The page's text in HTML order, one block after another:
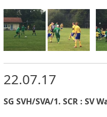
22.07.17
SG SVH/SVA/1. SCR : SV